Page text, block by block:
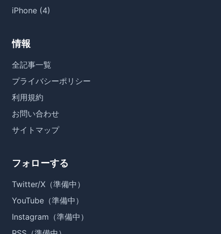
iPhone (4)
情報
全記事一覧
プライバシーポリシー
利用規約
お問い合わせ
サイトマップ
フォローする
Twitter/X（準備中）
YouTube（準備中）
Instagram（準備中）